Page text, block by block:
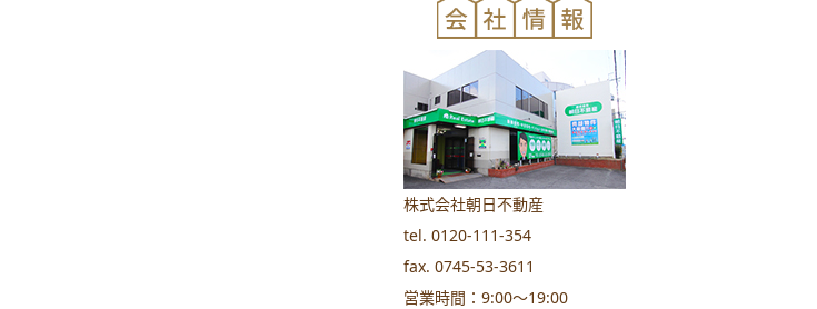
株式会社朝日不動産
tel. 0120-111-354
fax. 0745-53-3611
営業時間：9:00～19:00